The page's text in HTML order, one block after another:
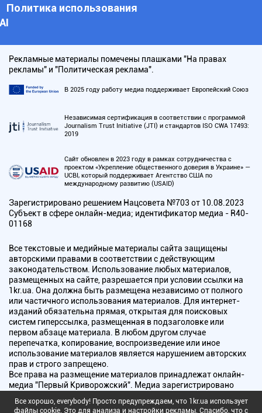
Политика использования
АI
Рекламные материалы помечены плашками "На правах
рекламы" и "Политическая реклама".
В 2025 году работу медиа поддерживает Европейский Союз
Независимая сертификация в соответствии с программой
Journalism Trust Initiative (JTI) и стандартов ISO CWA 17493:
2019
Сайт обновлен в 2023 году в рамках сотрудничества с
проектом «Укрепление общественного доверия в Украине» —
UCBI, который поддерживает Агентство США по
международному развитию (USAID)
Зарегистрировано решением Нацсовета №703 от 10.08.2023
Субъект в сфере онлайн-медиа; идентификатор медиа - R40-
01168
Все текстовые и медийные материалы сайта защищены
авторскими правами в соответствии с действующим
законодательством. Использование любых материалов,
размещенных на сайте, разрешается при условии ссылки на
1kr.ua. Она должна быть размещена независимо от полного
или частичного использования материалов. Для интернет-
изданий обязательна прямая, открытая для поисковых
систем гиперссылка, размещенная в подзаголовке или
первом абзаце материала. В любом другом случае
перепечатка, копирование, воспроизведение или иное
использование материалов является нарушением авторских
прав и строго запрещено.
Все права на размещение материалов принадлежат онлайн-
медиа "Первый Криворожский". Медиа зарегистрировано
радиовещания.
Все хорошо, everybody! Просто предупреждаем, что 1kr.ua использует
файлы cookie. Это для анализа и настройки рекламы. Спасибо, что с